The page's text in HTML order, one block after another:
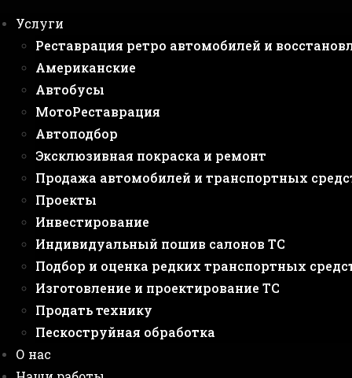
Услуги
Реставрация ретро автомобилей и
Американские
Автобусы
МотоРеставрация
Автоподбор
Эксклюзивная покраска и ремонт
Продажа автомобилей и транспортных
Проекты
Инвестирование
Индивидуальный пошив салонов ТС
Подбор и оценка редких транспортных
Изготовление и проектирование ТС
Продать технику
Пескоструйная обработка
О нас